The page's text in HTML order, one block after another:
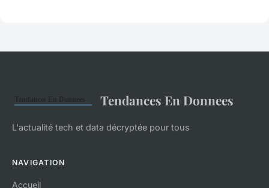
Tendances En Donnees
L'actualité tech et data décryptée pour tous
NAVIGATION
Accueil